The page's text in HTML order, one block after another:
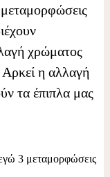
χρώματος
η αλλαγή
τα έπιπλα μας
3 μεταμορφώσεις